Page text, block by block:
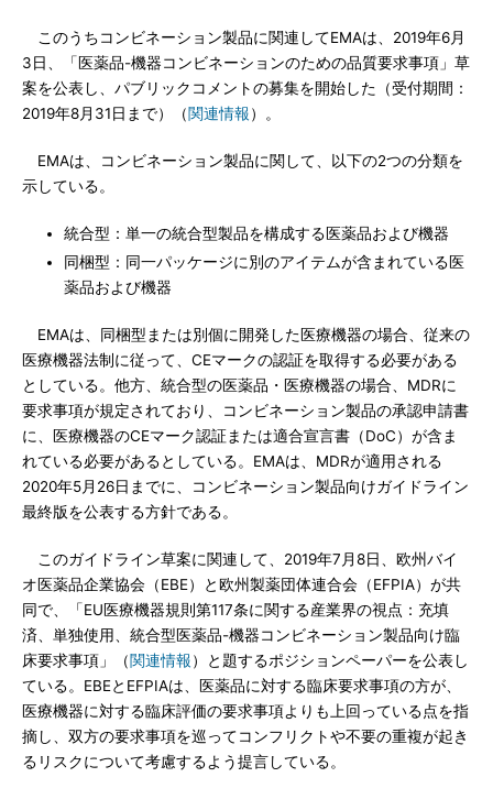
このうちコンビネーション製品に関連してEMAは、2019年6月
3日、「医薬品-機器コンビネーションのための品質要求事項」草
案を公表し、パブリックコメントの募集を開始した（受付期間：
2019年8月31日まで）（関連情報）。
EMAは、コンビネーション製品に関して、以下の2つの分類を
示している。
統合型：単一の統合型製品を構成する医薬品および機器
同梱型：同一パッケージに別のアイテムが含まれている医
薬品および機器
EMAは、同梱型または別個に開発した医療機器の場合、従来の
医療機器法制に従って、CEマークの認証を取得する必要がある
としている。他方、統合型の医薬品・医療機器の場合、MDRに
要求事項が規定されており、コンビネーション製品の承認申請書
に、医療機器のCEマーク認証または適合宣言書（DoC）が含ま
れている必要があるとしている。EMAは、MDRが適用される
2020年5月26日までに、コンビネーション製品向けガイドライン
最終版を公表する方針である。
このガイドライン草案に関連して、2019年7月8日、欧州バイ
オ医薬品企業協会（EBE）と欧州製薬団体連合会（EFPIA）が共
同で、「EU医療機器規則第117条に関する産業界の視点：充填
済、単独使用、統合型医薬品-機器コンビネーション製品向け臨
床要求事項」（関連情報）と題するポジションペーパーを公表し
ている。EBEとEFPIAは、医薬品に対する臨床要求事項の方が、
医療機器に対する臨床評価の要求事項よりも上回っている点を指
摘し、双方の要求事項を巡ってコンフリクトや不要の重複が起き
るリスクについて考慮するよう提言している。